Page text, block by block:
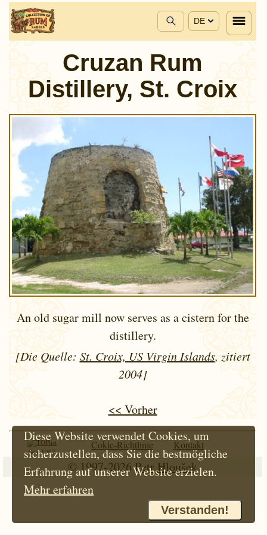
DE
Cruzan Rum
Distillery, St. Croix
An old sugar mill now serves as a cistern for the
distillery.
[Die Quelle: St. Croix, US Virgin Islands, zitiert
2004]
<< Vorher
Seit 1997
Cokie-Richtlinie Kontakt
© 1997-2026 Petr Hloušek
Diese Website verwendet Cookies, um
sicherzustellen, dass Sie die bestmögliche
Erfahrung auf unserer Website erzielen.
Mehr erfahren
Verstanden!